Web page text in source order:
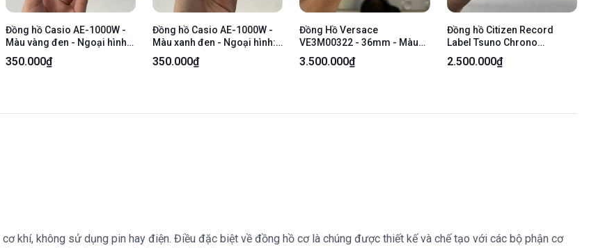
Đồng hồ Casio AE-1000W -
Màu vàng đen - Ngoại hình:
95% - Trầy body, trầy kính -
Body
350.000₫
Đồng hồ Casio AE-1000W -
Màu xanh đen - Ngoại hình:
96% - Trầy body, trầy kính -
Body
350.000₫
Đồng Hồ Versace
VE3M00322 - 36mm - Màu
vàng mặt xanh - Ngoại hình:
98% - FullBox
3.500.000₫
Đồng hồ Citizen Record
Label Tsuno Chrono
AN3660-81L - 38mm - Màu
bạc - Ngoại hình 97% - Body
2.500.000₫
khí, không sử dụng pin hay điện. Điều đặc biệt về đồng hồ cơ là chúng được thiết kế và chế tạo với các bộ phận cơ